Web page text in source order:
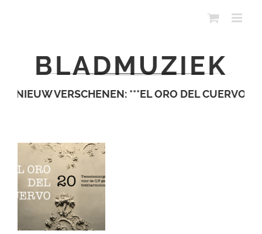
BLADMUZIEK
NIEUW VERSCHENEN: ***EL ORO DEL CUERVO***